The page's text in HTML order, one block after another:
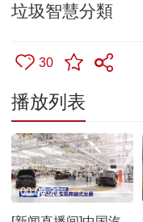
垃圾智慧分類
30
播放列表
00:00:21